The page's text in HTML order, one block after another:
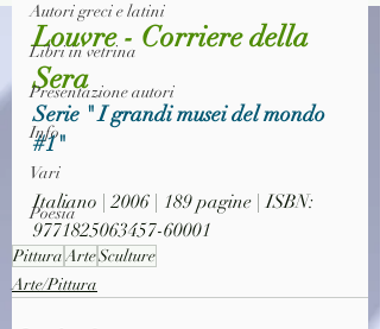
Autori greci e latini
Libri in vetrina
Presentazione autori
Info
Vari
Poesia
Louvre - Corriere della
Sera
Serie " I grandi musei del mondo
#1"
Italiano | 2006 | 189 pagine | ISBN:
9771825063457-60001
PitturaArteSculture
Arte/Pittura